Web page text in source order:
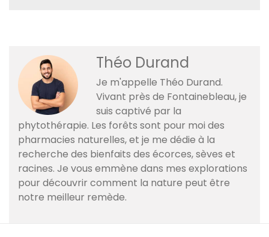
Théo Durand
Je m'appelle Théo Durand.
Vivant près de Fontainebleau, je
suis captivé par la
phytothérapie. Les forêts sont pour moi des
pharmacies naturelles, et je me dédie à la
recherche des bienfaits des écorces, sèves et
racines. Je vous emmène dans mes explorations
pour découvrir comment la nature peut être
notre meilleur remède.